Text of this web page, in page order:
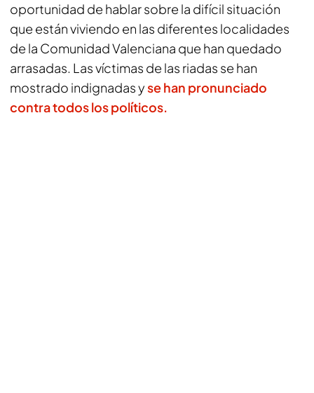
oportunidad de hablar sobre la difícil situación
que están viviendo en las diferentes localidades
de la Comunidad Valenciana que han quedado
arrasadas. Las víctimas de las riadas se han
mostrado indignadas yse han pronunciado
contra todos los políticos.